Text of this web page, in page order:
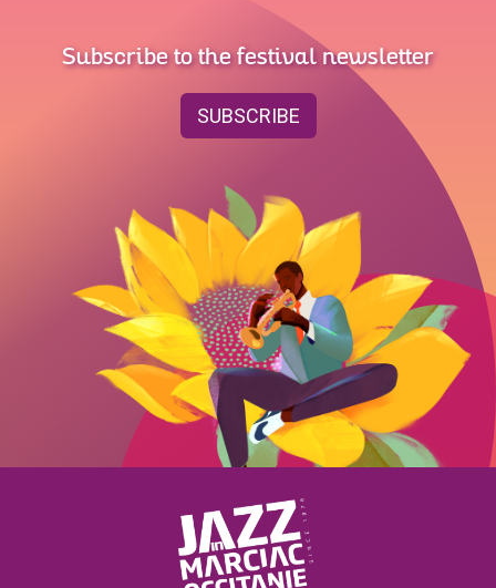
Subscribe to the festival newsletter
SUBSCRIBE